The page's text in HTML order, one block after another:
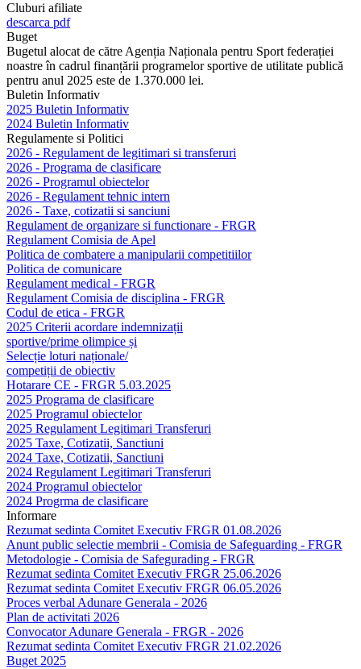
Cluburi afiliate
descarca pdf
Buget
Bugetul alocat de către Agenția Naționala pentru Sport federației
noastre în cadrul finanțării programelor sportive de utilitate publică
pentru anul 2025 este de 1.370.000 lei.
Buletin Informativ
2025 Buletin Informativ
2024 Buletin Informativ
Regulamente si Politici
2026 - Regulament de legitimari si transferuri
2026 - Programa de clasificare
2026 - Programul obiectelor
2026 - Regulament tehnic intern
2026 - Taxe, cotizatii si sanciuni
Regulament de organizare si functionare - FRGR
Regulament Comisia de Apel
Politica de combatere a manipularii competitiilor
Politica de comunicare
Regulament medical - FRGR
Regulament Comisia de disciplina - FRGR
Codul de etica - FRGR
2025 Criterii acordare indemnizații
sportive/prime olimpice și
Selecție loturi naționale/
competiții de obiectiv
Hotarare CE - FRGR 5.03.2025
2025 Programa de clasificare
2025 Programul obiectelor
2025 Regulament Legitimari Transferuri
2025 Taxe, Cotizatii, Sanctiuni
2024 Taxe, Cotizatii, Sanctiuni
2024 Regulament Legitimari Transferuri
2024 Programul obiectelor
2024 Progrma de clasificare
Informare
Rezumat sedinta Comitet Executiv FRGR 01.08.2026
Anunt public selectie membrii - Comisia de Safeguarding - FRGR
Metodologie - Comisia de Safegurading - FRGR
Rezumat sedinta Comitet Executiv FRGR 25.06.2026
Rezumat sedinta Comitet Executiv FRGR 06.05.2026
Proces verbal Adunare Generala - 2026
Plan de activitati 2026
Convocator Adunare Generala - FRGR - 2026
Rezumat sedinta Comitet Executiv FRGR 21.02.2026
Buget 2025